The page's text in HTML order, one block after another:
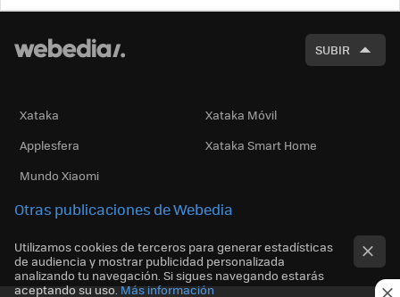
SUBIR
Xataka
Xataka Móvil
Applesfera
Xataka Smart Home
Mundo Xiaomi
Otras publicaciones de Webedia
Utilizamos cookies de terceros para generar estadísticas
de audiencia y mostrar publicidad personalizada
analizando tu navegación. Si sigues navegando estarás
aceptando su uso. Más información